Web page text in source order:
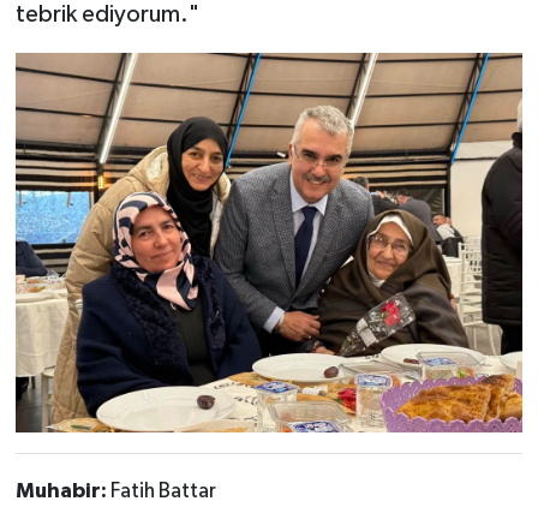
tebrik ediyorum."
Muhabir: Fatih Battar